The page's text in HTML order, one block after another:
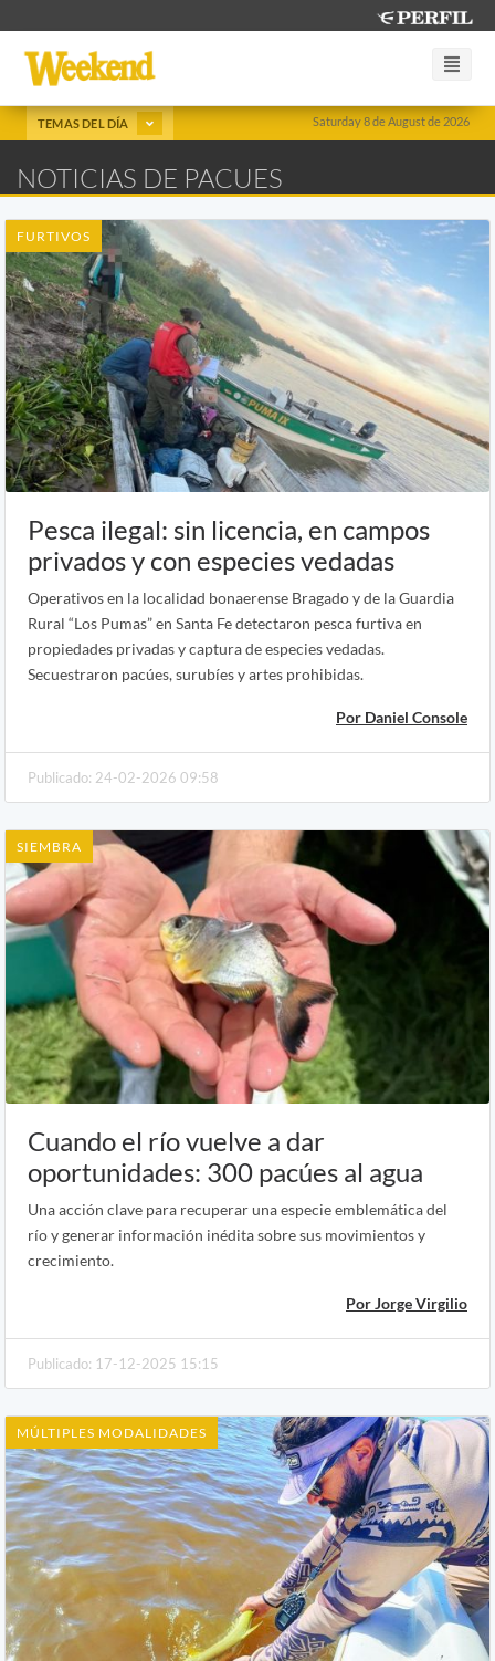
Saturday 8 de August de 2026
TEMAS DEL DÍA
NOTICIAS DE PACUES
FURTIVOS
Pesca ilegal: sin licencia, en campos
privados y con especies vedadas
Operativos en la localidad bonaerense Bragado y de la Guardia
Rural “Los Pumas” en Santa Fe detectaron pesca furtiva en
propiedades privadas y captura de especies vedadas.
Secuestraron pacúes, surubíes y artes prohibidas.
Por Daniel Console
Publicado: 24-02-2026 09:58
SIEMBRA
Cuando el río vuelve a dar
oportunidades: 300 pacúes al agua
Una acción clave para recuperar una especie emblemática del
río y generar información inédita sobre sus movimientos y
crecimiento.
Por Jorge Virgilio
Publicado: 17-12-2025 15:15
MÚLTIPLES MODALIDADES